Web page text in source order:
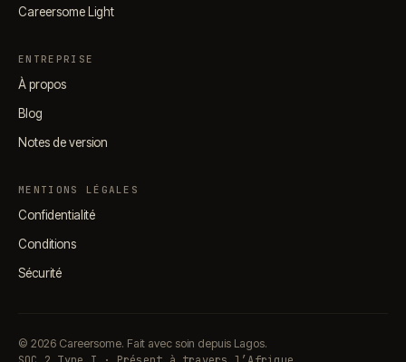
Careersome Light
ENTREPRISE
À propos
Blog
Notes de version
MENTIONS LÉGALES
Confidentialité
Conditions
Sécurité
© 2026 Careersome. Fait avec soin depuis Lagos.